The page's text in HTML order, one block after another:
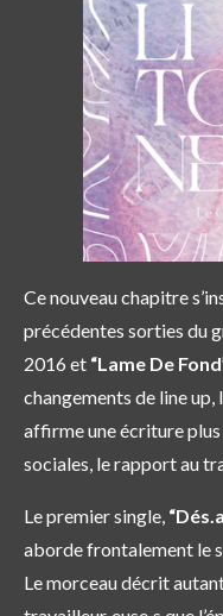
Ce nouveau chapitre
précédentes sorties du
2016 et “Lame De
changements de line
affirme une écriture
sociales, le rapport au
Le premier single,
aborde frontalement le
Le morceau décrit